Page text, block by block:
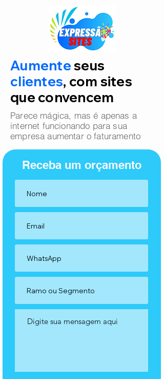
Aumenteseus
clientes, com sites
que convencem
Parece mágica, mas é apenas a
internet funcionando para sua
empresa aumentar o faturamento
Receba um orçamento